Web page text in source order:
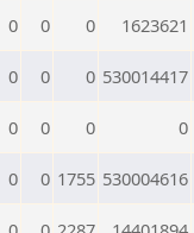
0 0 0 1623621
0 0 0 530014417
0 0 0 0
0 0 1755 530004616